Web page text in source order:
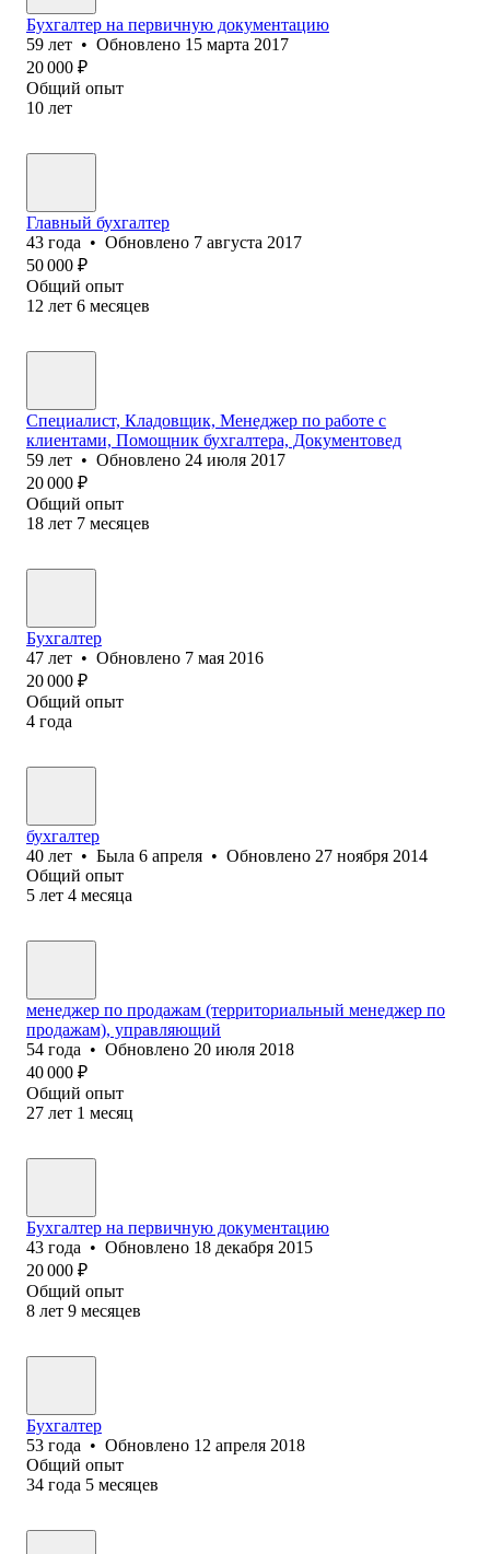
Бухгалтер на первичную документацию
59 лет • Обновлено 15 марта 2017
20 000 ₽
Общий опыт
10 лет
Главный бухгалтер
43 года • Обновлено 7 августа 2017
50 000 ₽
Общий опыт
12 лет 6 месяцев
Специалист, Кладовщик, Менеджер по работе с
клиентами, Помощник бухгалтера, Документовед
59 лет • Обновлено 24 июля 2017
20 000 ₽
Общий опыт
18 лет 7 месяцев
Бухгалтер
47 лет • Обновлено 7 мая 2016
20 000 ₽
Общий опыт
4 года
бухгалтер
40 лет • Была 6 апреля • Обновлено 27 ноября 2014
Общий опыт
5 лет 4 месяца
менеджер по продажам (территориальный менеджер по
продажам), управляющий
54 года • Обновлено 20 июля 2018
40 000 ₽
Общий опыт
27 лет 1 месяц
Бухгалтер на первичную документацию
43 года • Обновлено 18 декабря 2015
20 000 ₽
Общий опыт
8 лет 9 месяцев
Бухгалтер
53 года • Обновлено 12 апреля 2018
Общий опыт
34 года 5 месяцев